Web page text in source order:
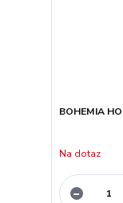
BOHEMIA
Na dotaz